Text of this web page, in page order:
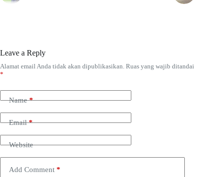
Leave a Reply
Alamat email Anda tidak akan dipublikasikan. Ruas yang wajib ditandai
*
Name*
Email*
Website
Add Comment *